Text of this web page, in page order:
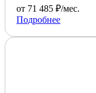
от 71 485 ₽/мес.
Подробнее